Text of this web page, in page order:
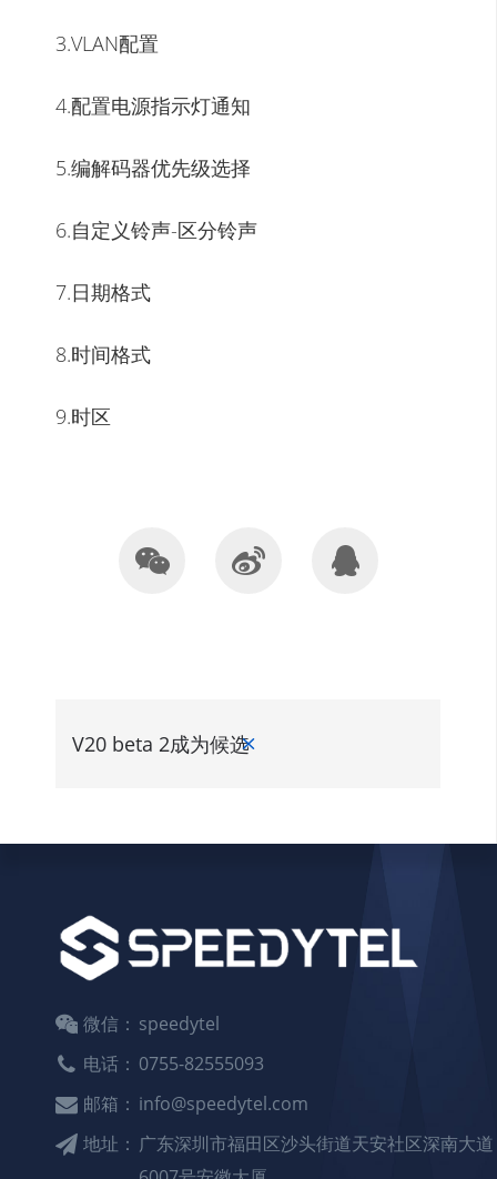
3.VLAN配置
4.配置电源指示灯通知
5.编解码器优先级选择
6.自定义铃声-区分铃声
7.日期格式
8.时间格式
9.时区
V20 beta 2成为候选版本
微信： speedytel
电话： 0755-82555093
邮箱： info@speedytel.com
地址： 广东深圳市福田区沙头街道天安社区深南大道